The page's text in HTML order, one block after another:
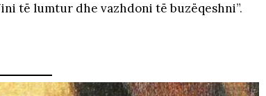
të lumtur dhe vazhdoni të buzëqeshni”.